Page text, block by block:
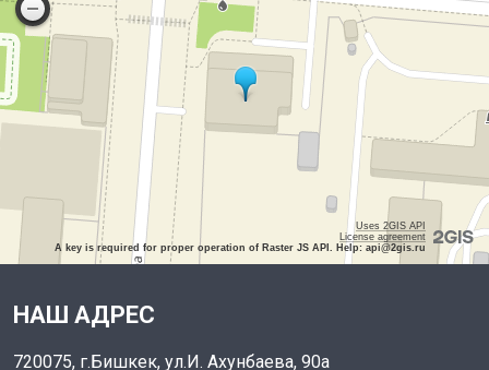
Uses 2GIS API
License agreement
A key is required for proper operation of Raster JS API. Help: api@2gis.ru
НАШ АДРЕС
720075, г.Бишкек, ул.И. Ахунбаева, 90а